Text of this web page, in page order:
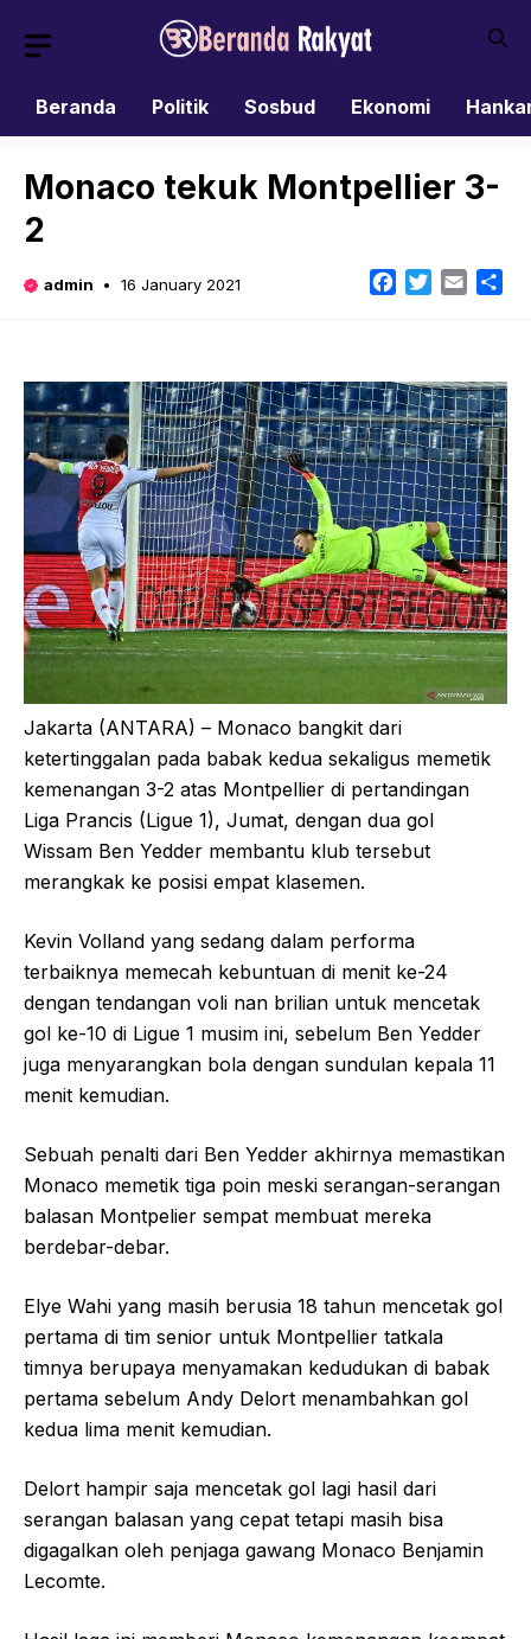
Beranda
Politik Sosbud Ekonomi
Monaco tekuk Montpellier 3-
2
admin 16 January 2021 Facebook
TwitterEmail
Jakarta (ANTARA) – Monaco bangkit dari
ketertinggalan pada babak kedua sekaligus memetik
kemenangan 3-2 atas Montpellier di pertandingan
Liga Prancis (Ligue 1), Jumat, dengan dua gol
Wissam Ben Yedder membantu klub tersebut
merangkak ke posisi empat klasemen.
Kevin Volland yang sedang dalam performa
terbaiknya memecah kebuntuan di menit ke-24
dengan tendangan voli nan brilian untuk mencetak
gol ke-10 di Ligue 1 musim ini, sebelum Ben Yedder
juga menyarangkan bola dengan sundulan kepala 11
menit kemudian.
Sebuah penalti dari Ben Yedder akhirnya memastikan
Monaco memetik tiga poin meski serangan-serangan
balasan Montpelier sempat membuat mereka
berdebar-debar.
Elye Wahi yang masih berusia 18 tahun mencetak gol
pertama di tim senior untuk Montpellier tatkala
timnya berupaya menyamakan kedudukan di babak
pertama sebelum Andy Delort menambahkan gol
kedua lima menit kemudian.
Delort hampir saja mencetak gol lagi hasil dari
serangan balasan yang cepat tetapi masih bisa
digagalkan oleh penjaga gawang Monaco Benjamin
Lecomte.